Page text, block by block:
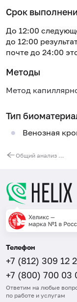
Срок
До 12:00
до 12:00
почте до 24:00
Методы
Метод
Тип
Венозная
Общий анализ мочи с микроскопией
Телефон
+7 (812) 309 12
+7 (800) 700 03
Ответим на любые
по работе и услугам